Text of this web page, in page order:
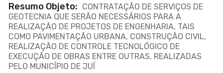
Resumo Objeto: CONTRATAÇÃO DE SERVIÇOS DE
GEOTECNIA QUE SERÃO NECESSÁRIOS PARA A
REALIZAÇÃO DE PROJETOS DE ENGENHARIA, TAIS
COMO PAVIMENTAÇÃO URBANA, CONSTRUÇÃO CIVIL,
REALIZAÇÃO DE CONTROLE TECNOLÓGICO DE
EXECUÇÃO DE OBRAS ENTRE OUTRAS, REALIZADAS
PELO MUNICÍPIO DE JUÍ